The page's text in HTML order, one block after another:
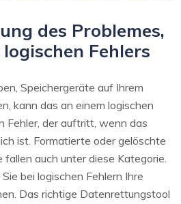
des Problemes,
Fehlers
Speichergeräte auf Ihrem
kann das an einem logischen
Fehler, der auftritt, wenn das
ist. Formatierte oder gelöschte
auch unter diese Kategorie.
bei logischen Fehlern Ihre
Das richtige Datenrettungstool